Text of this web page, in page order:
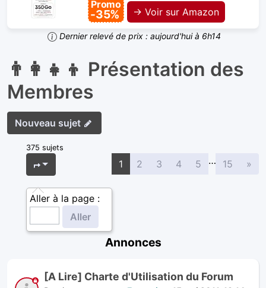
Promo
-35% → Voir sur Amazon
Dernier relevé de prix : aujourd'hui à 6h14
👨‍👩‍👧‍👦 Présentation des
Membres
Nouveau sujet
375 sujets
Page
Aller à la page :
1 2 3 4 5 … 15 »
Annonces
[A Lire] Charte d'Utilisation du Forum